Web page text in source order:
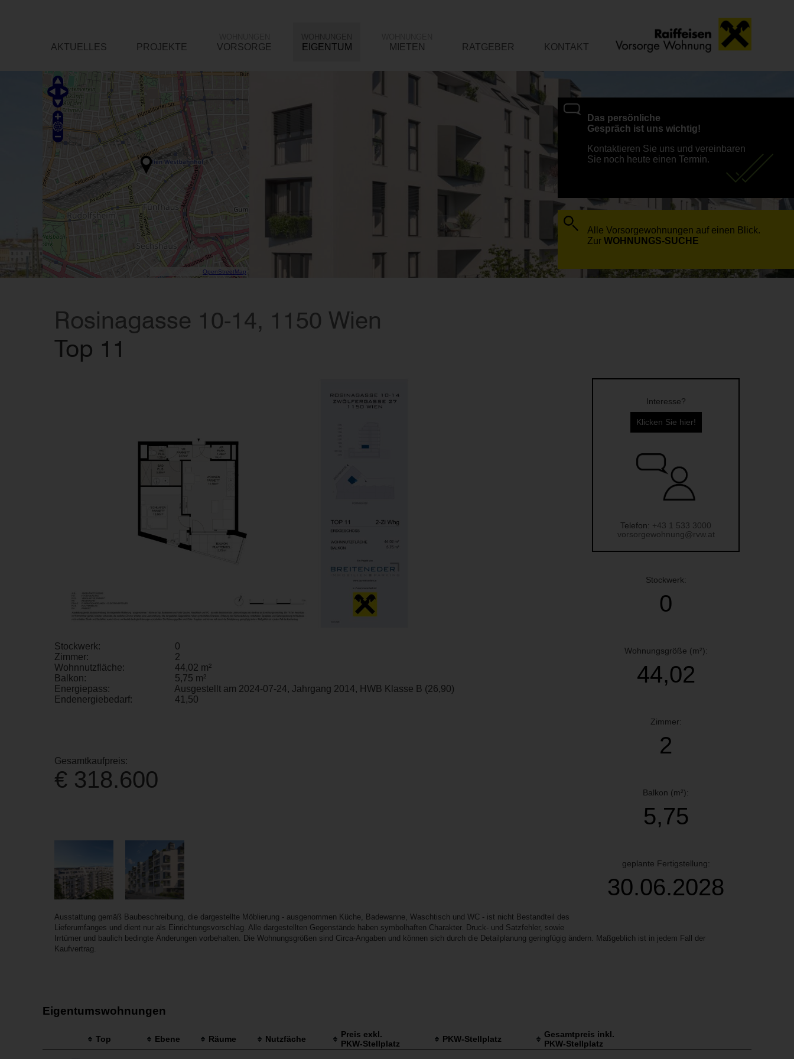
Das persönliche
Gespräch ist uns wichtig!
Kontaktieren Sie uns und vereinbaren
Sie noch heute einen Termin.
Alle Vorsorgewohnungen auf einen Blick.
Zur WOHNUNGS-SUCHE
AKTUELLES PROJEKTE VORSORGE EIGENTUM MIETEN RATGEBER KONTAKT
OpenStreetMap
Rosinagasse 10-14, 1150 Wien
Top 11
Interesse?
Klicken Sie hier!
Telefon: +43 1 533 3000
vorsorgewohnung@rvw.at
Stockwerk:
0
Wohnungsgröße (m²):
44,02
Zimmer:
2
Balkon (m²):
5,75
geplante Fertigstellung:
30.06.2028
Stockwerk:
0
Zimmer:
2
Wohnnutzfläche:
44,02 m²
Balkon:
5,75 m²
Energiepass:
Ausgestellt am 2024-07-24, Jahrgang 2014, HWB Klasse B (26,90)
Endenergiebedarf:
41,50
Gesamtkaufpreis:
€ 318.600
Ausstattung gemäß Baubeschreibung, die dargestellte Möblierung - ausgenommen Küche, Badewanne, Waschtisch und WC - ist nicht Bestandteil des
Lieferumfanges und dient nur als Einrichtungsvorschlag. Alle dargestellten Gegenstände haben symbolhaften Charakter. Druck- und Satzfehler, sowie
Irrtümer und baulich bedingte Änderungen vorbehalten. Die Wohnungsgrößen sind Circa-Angaben und können sich durch die Detailplanung geringfügig ändern. Maßgeblich ist in jedem Fall der
Kaufvertrag.
Eigentumswohnungen
Top Ebene Räume Nutzfäche
Preis exkl.
PKW-Stellplatz
PKW-Stellplatz
Gesamtpreis inkl.
PKW-Stellplatz